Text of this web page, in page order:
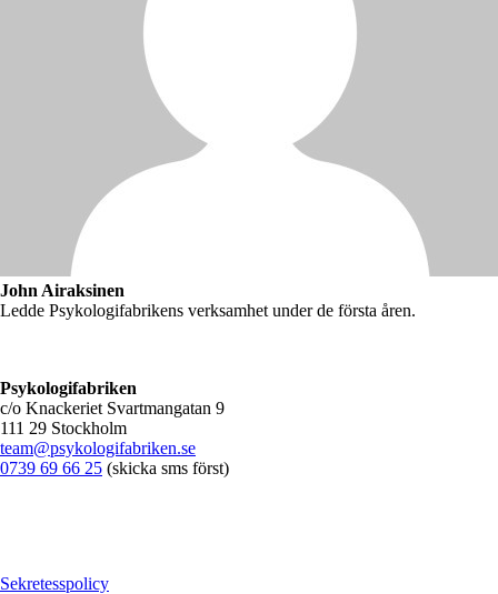
John Airaksinen
Ledde Psykologifabrikens verksamhet under de första åren.
Psykologifabriken
c/o Knackeriet Svartmangatan 9
111 29 Stockholm
team@psykologifabriken.se
0739 69 66 25 (skicka sms först)
Sekretesspolicy